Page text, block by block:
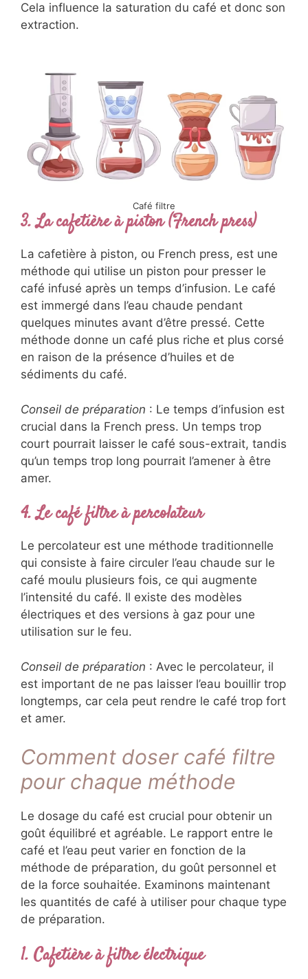
Cela influence la saturation du café et donc son
extraction.
Café filtre
3. La cafetière à piston (French press)
La cafetière à piston, ou French press, est une
méthode qui utilise un piston pour presser le
café infusé après un temps d’infusion. Le café
est immergé dans l’eau chaude pendant
quelques minutes avant d’être pressé. Cette
méthode donne un café plus riche et plus corsé
en raison de la présence d’huiles et de
sédiments du café.
Conseil de préparation : Le temps d’infusion est
crucial dans la French press. Un temps trop
court pourrait laisser le café sous-extrait, tandis
qu’un temps trop long pourrait l’amener à être
amer.
4. Le café filtre à percolateur
Le percolateur est une méthode traditionnelle
qui consiste à faire circuler l’eau chaude sur le
café moulu plusieurs fois, ce qui augmente
l’intensité du café. Il existe des modèles
électriques et des versions à gaz pour une
utilisation sur le feu.
Conseil de préparation : Avec le percolateur, il
est important de ne pas laisser l’eau bouillir trop
longtemps, car cela peut rendre le café trop fort
et amer.
Comment doser café filtre
pour chaque méthode
Le dosage du café est crucial pour obtenir un
goût équilibré et agréable. Le rapport entre le
café et l’eau peut varier en fonction de la
méthode de préparation, du goût personnel et
de la force souhaitée. Examinons maintenant
les quantités de café à utiliser pour chaque type
de préparation.
1. Cafetière à filtre électrique